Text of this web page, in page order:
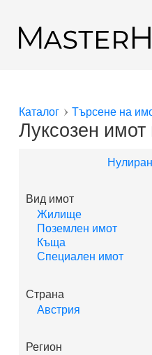
Обратно към
Вие сте тук
Каталог Търсене на
Луксозен имот
Вид имот
Жилище
Поземлен имот
Къща
Специален имот
Страна
Австрия
Регион